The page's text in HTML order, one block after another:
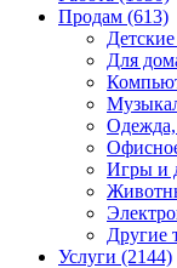
Продам (613)
Для
Одежда,
Игры и
Другие
Услуги (2144)